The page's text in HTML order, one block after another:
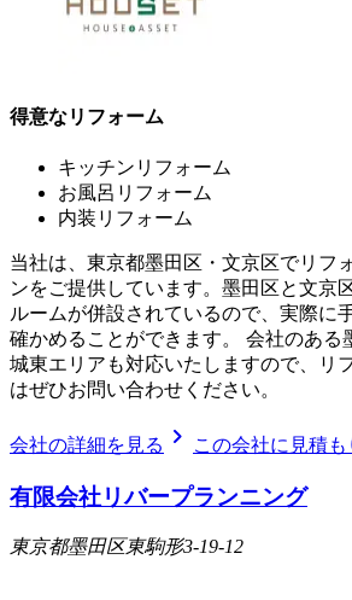
得意なリフォーム
キッチンリフォーム
お風呂リフォーム
内装リフォーム
当社は、東京都墨田区・文京区でリフ
ンをご提供しています。墨田区と文京
ルームが併設されているので、実際に
確かめることができます。 会社のある
城東エリアも対応いたしますので、リ
はぜひお問い合わせください。
会社の詳細を見る chevron_right この会社に見積
有限会社リバープランニング
東京都墨田区東駒形3-19-12